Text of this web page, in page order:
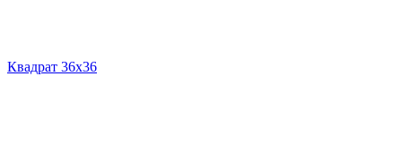
Квадрат 36х36